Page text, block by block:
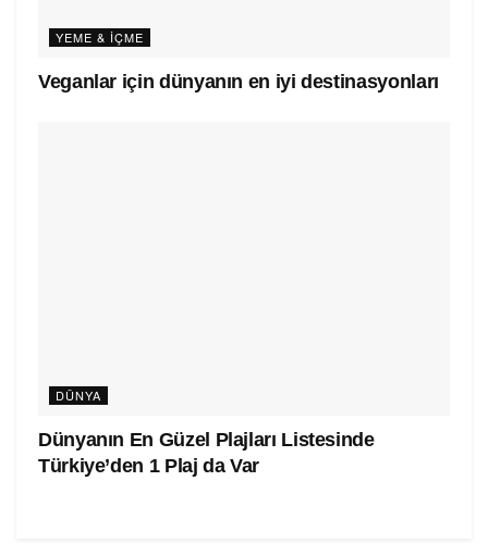
YEME & İÇME
Veganlar için dünyanın en iyi destinasyonları
DÜNYA
Dünyanın En Güzel Plajları Listesinde
Türkiye’den 1 Plaj da Var